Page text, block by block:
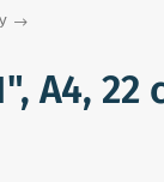
А4,